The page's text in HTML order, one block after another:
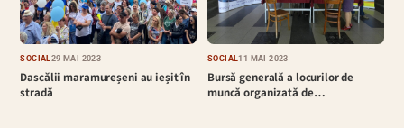
SOCIAL 29 MAI 2023
Dascălii maramureșeni au ieșit în
stradă
SOCIAL11 MAI 2023
Bursă generală a locurilor de
muncă organizată de…